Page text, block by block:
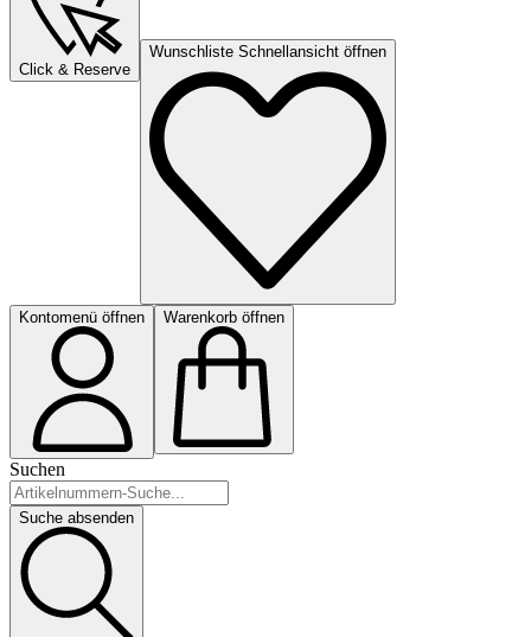
Click & Reserve
Wunschliste Schnellansicht öffnen
Kontomenü öffnen Warenkorb öffnen
Suchen
Suche absenden